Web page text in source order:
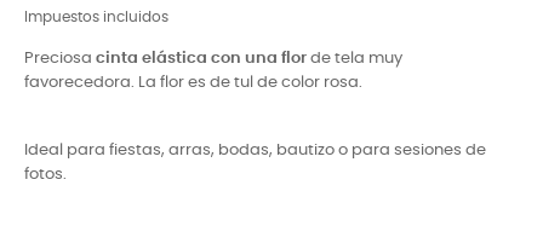
Impuestos incluidos
Preciosa cinta elástica con una flor de tela muy
favorecedora. La flor es de tul de color rosa.
Ideal para fiestas, arras, bodas, bautizo o para sesiones de
fotos.